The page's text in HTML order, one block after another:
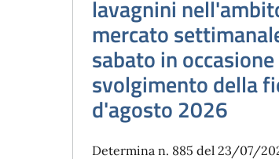
lavagnini
mercato
sabato in
svolgimento della
d'agosto 2026
Determina n. 885 del 23/07/